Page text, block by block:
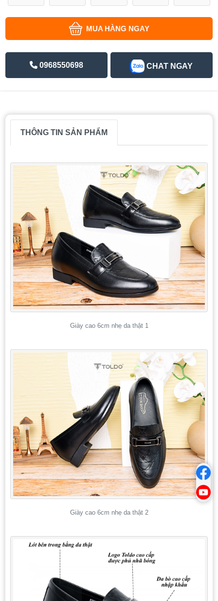
MUA HÀNG NGAY
0968550698 CHAT NGAY
THÔNG TIN SẢN PHẨM
Giày cao 6cm nhẹ da thật 1
Giày cao 6cm nhẹ da thật 2